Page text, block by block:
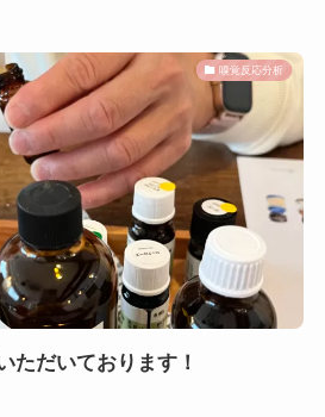
嗅覚反応分析
ただいております！